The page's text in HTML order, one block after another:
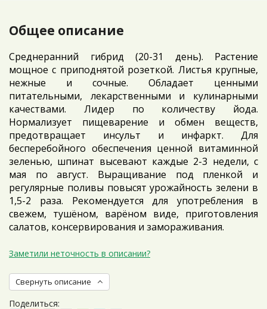
Общее описание
Среднеранний гибрид (20-31 день). Растение
мощное с приподнятой розеткой. Листья крупные,
нежные и сочные. Обладает ценными
питательными, лекарственными и кулинарными
качествами. Лидер по количеству йода.
Нормализует пищеварение и обмен веществ,
предотвращает инсульт и инфаркт. Для
бесперебойного обеспечения ценной витаминной
зеленью, шпинат высевают каждые 2-3 недели, с
мая по август. Выращивание под пленкой и
регулярные поливы повысят урожайность зелени в
1,5-2 раза. Рекомендуется для употребления в
свежем, тушёном, варёном виде, приготовления
салатов, консервирования и замораживания.
Заметили неточность в описании?
Свернуть описание
Поделиться: